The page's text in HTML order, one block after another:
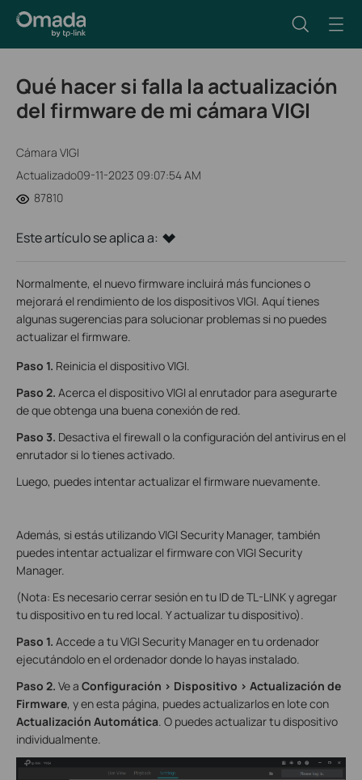
Qué hacer si falla la actualización
del firmware de mi cámara VIGI
Cámara VIGI
Actualizado09-11-2023 09:07:54 AM
87810
Este artículo se aplica a:
Normalmente, el nuevo firmware incluirá más funciones o
mejorará el rendimiento de los dispositivos VIGI. Aquí tienes
algunas sugerencias para solucionar problemas si no puedes
actualizar el firmware.
Paso 1. Reinicia el dispositivo VIGI.
Paso 2. Acerca el dispositivo VIGI al enrutador para asegurarte
de que obtenga una buena conexión de red.
Paso 3. Desactiva el firewall o la configuración del antivirus en el
enrutador si lo tienes activado.
Luego, puedes intentar actualizar el firmware nuevamente.
Además, si estás utilizando VIGI Security Manager, también
puedes intentar actualizar el firmware con VIGI Security
Manager.
(Nota: Es necesario cerrar sesión en tu ID de TL-LINK y agregar
tu dispositivo en tu red local. Y actualizar tu dispositivo).
Paso 1. Accede a tu VIGI Security Manager en tu ordenador
ejecutándolo en el ordenador donde lo hayas instalado.
Paso 2. Ve a Configuración > Dispositivo > Actualización de
Firmware, y en esta página, puedes actualizarlos en lote con
Actualización Automática . O puedes actualizar tu dispositivo
individualmente.